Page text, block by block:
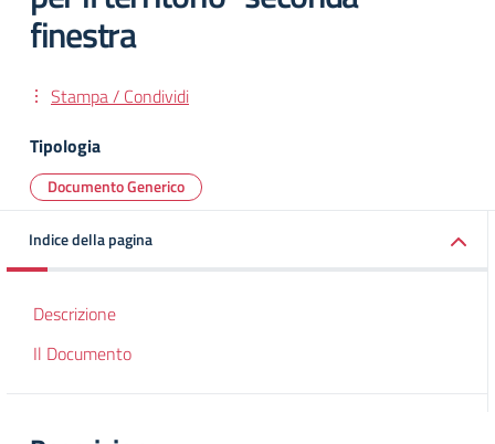
finestra
Stampa / Condividi
Tipologia
Documento Generico
Indice della pagina
Descrizione
Il Documento